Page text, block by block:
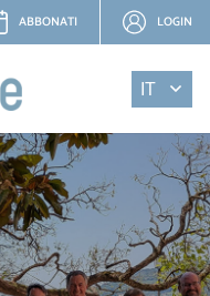
ABBONATI LOGIN
IT